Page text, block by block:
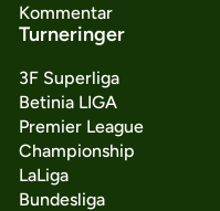
Kommentar
Turneringer
3F Superliga
Betinia LIGA
Premier League
Championship
LaLiga
Bundesliga